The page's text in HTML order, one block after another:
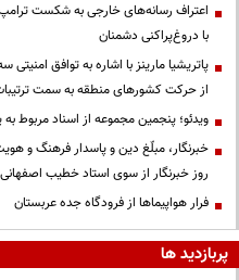
اعتراف رسانه‌های خارجی به شکست
با دروغ‌پراکنی دشمنان
پاتریشیا مارینز با اشاره به توافق امنیتی
از حرکت کشورهای منطقه به سمت
ویدئو؛ پنجمین مجموعه از اسناد مربوط
خبرنگار، مبلّغ دین و پاسدار فرهنگ و
روز خبرنگار از سوی استاد خطیب
فرار هواپیماها از فرودگاه جده عربستان
پربازدید ها